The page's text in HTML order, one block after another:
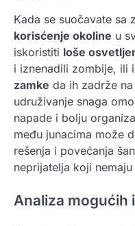
Kada se suočavate sa
korisćenje okoline u
iskoristiti loše
i iznenadili zombije, ili
zamke da ih zadrže
udruživanje snaga
napade i bolju
među junacima može
rešenja i povećanja
neprijatelja koji
Analiza mogućih